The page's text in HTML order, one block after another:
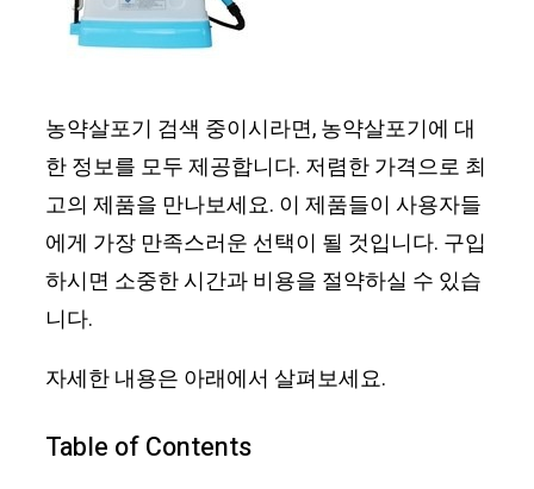
농약살포기 검색 중이시라면, 농약살포기에 대
한 정보를 모두 제공합니다. 저렴한 가격으로 최
고의 제품을 만나보세요. 이 제품들이 사용자들
에게 가장 만족스러운 선택이 될 것입니다. 구입
하시면 소중한 시간과 비용을 절약하실 수 있습
니다.
자세한 내용은 아래에서 살펴보세요.
Table of Contents